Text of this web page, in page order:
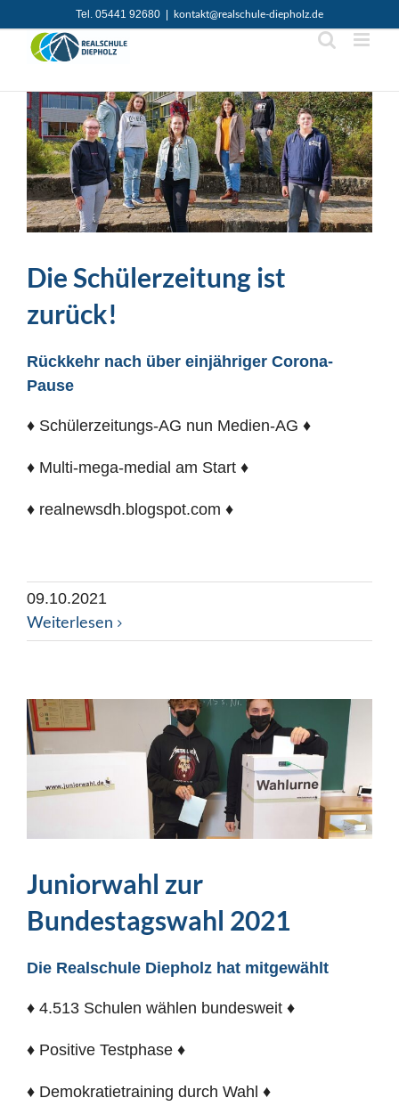
Inhalt
springen
Tel. 05441 92680 kontakt@realschule-diepholz.de
Die Schülerzeitung ist
zurück!
Rückkehr nach über einjähriger Corona-
Pause
♦ Schülerzeitungs-AG nun Medien-AG ♦
♦ Multi-mega-medial am Start ♦
♦ realnewsdh.blogspot.com ♦
09.10.2021
Weiterlesen
Juniorwahl zur
Bundestagswahl 2021
Die Realschule Diepholz hat mitgewählt
♦ 4.513 Schulen wählen bundesweit ♦
♦ Positive Testphase ♦
♦ Demokratietraining durch Wahl ♦